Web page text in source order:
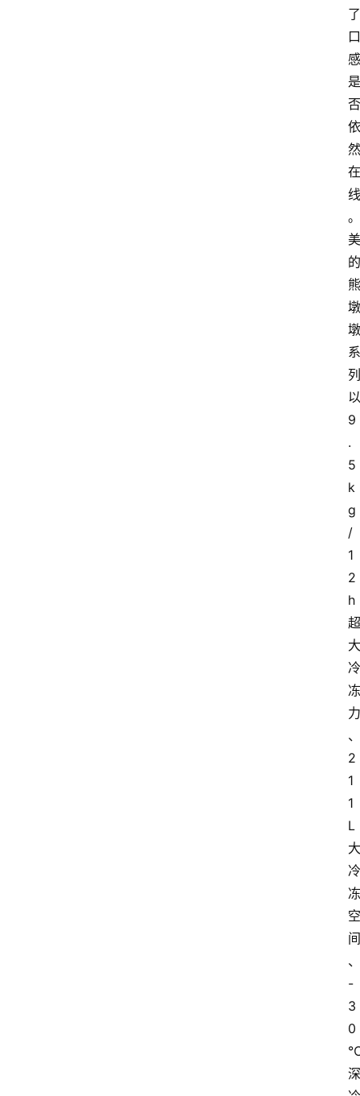
了
口
感
是
否
依
然
在
线
。
美
的
熊
墩
墩
系
列
以
9
.
5
k
g
/
1
2
h
超
大
冷
冻
力
、
2
1
1
L
大
冷
冻
空
间
、
-
3
0
深